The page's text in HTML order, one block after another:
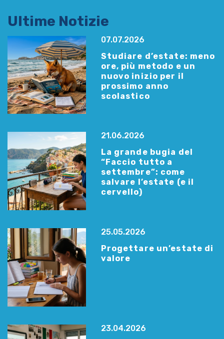
Ultime Notizie
07.07.2026
Studiare d’estate: meno
ore, più metodo e un
nuovo inizio per il
prossimo anno
scolastico
21.06.2026
La grande bugia del
“Faccio tutto a
settembre”: come
salvare l’estate (e il
cervello)
25.05.2026
Progettare un’estate di
valore
23.04.2026